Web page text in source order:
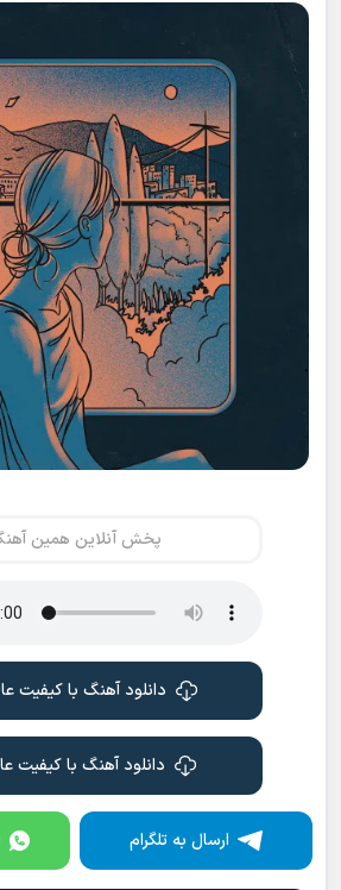
پخش آنلاین همین
دانلود آهنگ با کیفیت عالی
دانلود آهنگ با کیفیت عالی
ارسال به تلگرام